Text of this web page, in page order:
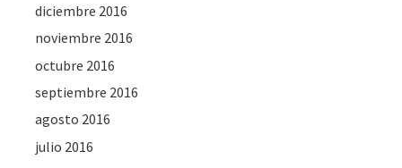
diciembre 2016
noviembre 2016
octubre 2016
septiembre 2016
agosto 2016
julio 2016